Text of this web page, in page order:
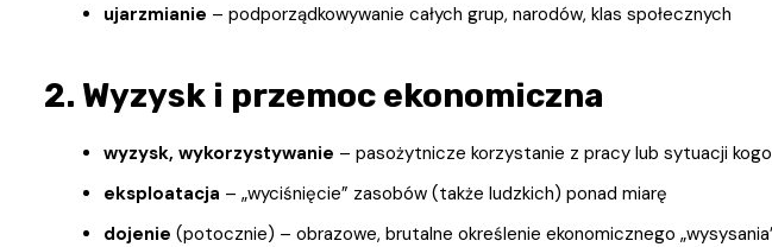
ujarzmianie – podporządkowywanie całych grup, narodów, klas społecznych
2. Wyzysk i przemoc ekonomiczna
wyzysk, wykorzystywanie – pasożytnicze korzystanie z pracy lub sytuacji
eksploatacja – „wyciśnięcie” zasobów (także ludzkich) ponad miarę
dojenie (potocznie) – obrazowe, brutalne określenie ekonomicznego